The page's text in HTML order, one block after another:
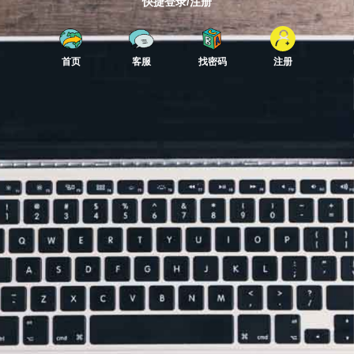
首页 客服 找密码 注册